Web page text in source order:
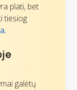
plati, bet
tiesiog
galėtų